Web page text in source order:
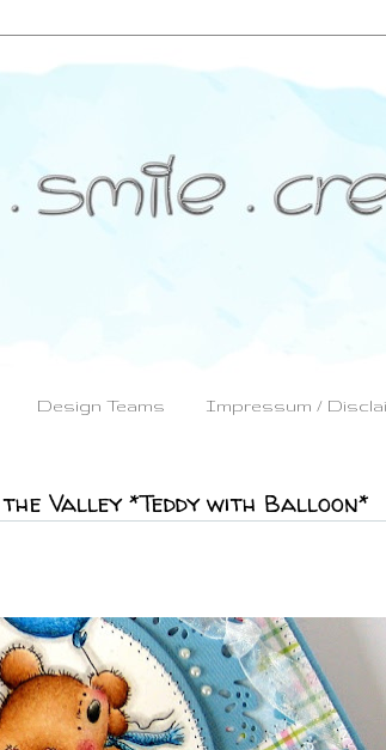
Design Teams Impressum /
the Valley *Teddy with Balloon*